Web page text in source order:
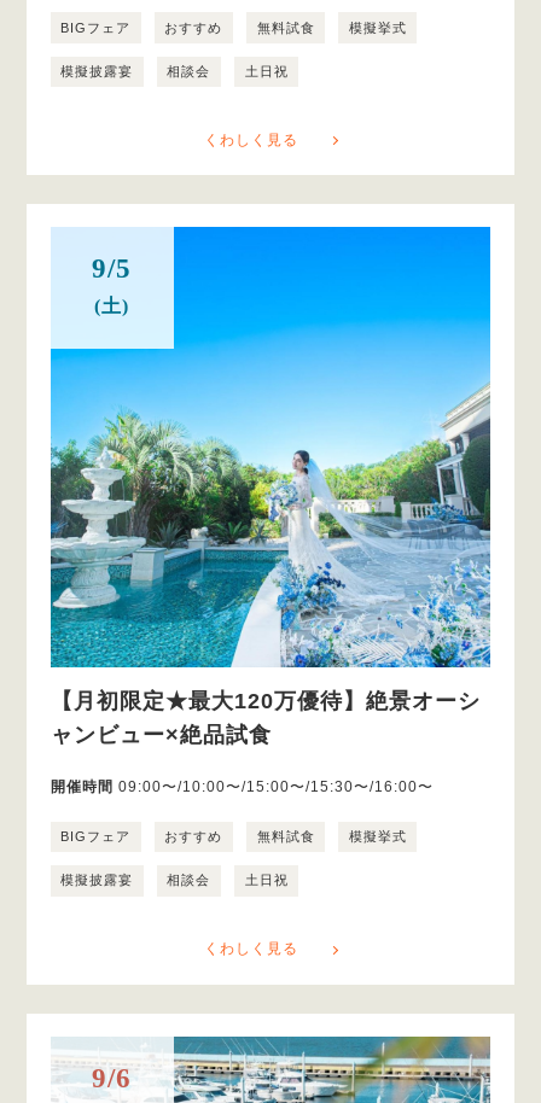
BIGフェア おすすめ 無料試食 模擬挙式
模擬披露宴 相談会 土日祝
くわしく見る
9/5
(土)
【月初限定★最大120万優待】絶景オーシ
ャンビュー×絶品試食
開催時間 09:00〜/10:00〜/15:00〜/15:30〜/16:00〜
BIGフェア おすすめ 無料試食 模擬挙式
模擬披露宴 相談会 土日祝
くわしく見る
9/6